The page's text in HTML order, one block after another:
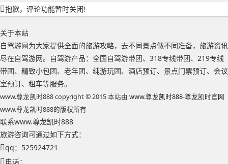
抱歉，评论功能暂时关闭!
关于本站
自驾游网为大家提供全面的旅游攻略，去不同景点做不同准备，旅游资讯
尽在自驾游网。自驾游产品：全国自驾游带团、318专线带团、219专线
带团、精致小包团、老年团、纯游玩团、酒店预订、景点门票预订、会议
室预订、租车等服务。
www.尊龙凯时888 copyright © 2015 本站由 www.尊龙凯时888-尊龙凯时官网
www.尊龙凯时888的版权所有
联系www.尊龙凯时888
旅游咨询可通过如下方式：
qq：525924721
电话：